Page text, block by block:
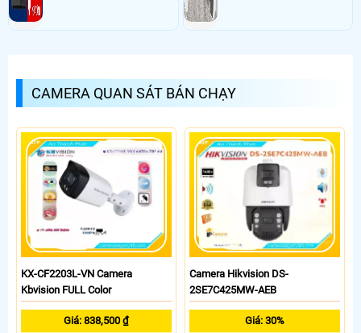
CAMERA QUAN SÁT BÁN CHẠY
KX-CF2203L-VN Camera
Kbvision FULL Color
Giá: 838,500 ₫
Camera Hikvision DS-
2SE7C425MW-AEB
Giá: 30%